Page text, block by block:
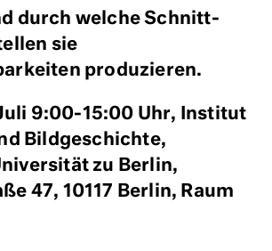
durch welche Schnitt-
sie
produzieren.
9:00-15:00 Uhr, Institut
Bildgeschichte,
zu Berlin,
47, 10117 Berlin, Raum